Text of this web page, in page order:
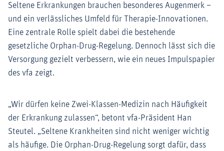
Seltene Erkrankungen brauchen besonderes Augenmerk –
und ein verlässliches Umfeld für Therapie-Innovationen.
Eine zentrale Rolle spielt dabei die bestehende
gesetzliche Orphan-Drug-Regelung. Dennoch lässt sich die
Versorgung gezielt verbessern, wie ein neues Impulspapier
des vfa zeigt.
„Wir dürfen keine Zwei-Klassen-Medizin nach Häufigkeit
der Erkrankung zulassen“, betont vfa-Präsident Han
Steutel. „Seltene Krankheiten sind nicht weniger wichtig
als häufige. Die Orphan-Drug-Regelung sorgt dafür, dass